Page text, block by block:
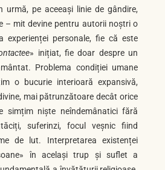
urmă, pe aceeași linie de gândire,
– mit devine pentru autorii noștri o
experienței personale, fie că este
» inițiat, fie doar despre un
Problema condiției umane
o bucurie interioară expansivă,
mai pătrunzătoare decât orice
simțim niște neîndemânatici fără
suferinzi, focul veșnic fiind
de lut. Interpretarea existenței
în același trup și suflet a